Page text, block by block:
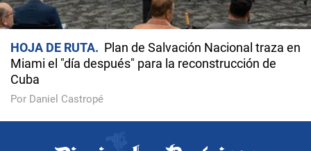
HOJA DE RUTA
Plan de Salvación Nacional traza en
Miami el "día después" para la reconstrucción de
Cuba
Por Daniel Castropé